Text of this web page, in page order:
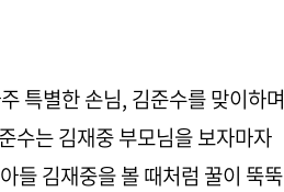
특별한 손님, 김준수를 맞이하며
수는 김재중 부모님을 보자마자
들 김재중을 볼 때처럼 꿀이 뚝뚝